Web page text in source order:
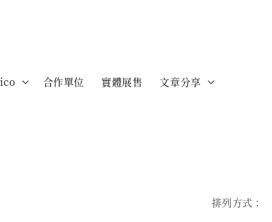
合作單位 實體展售 文章分享
排列方式 :